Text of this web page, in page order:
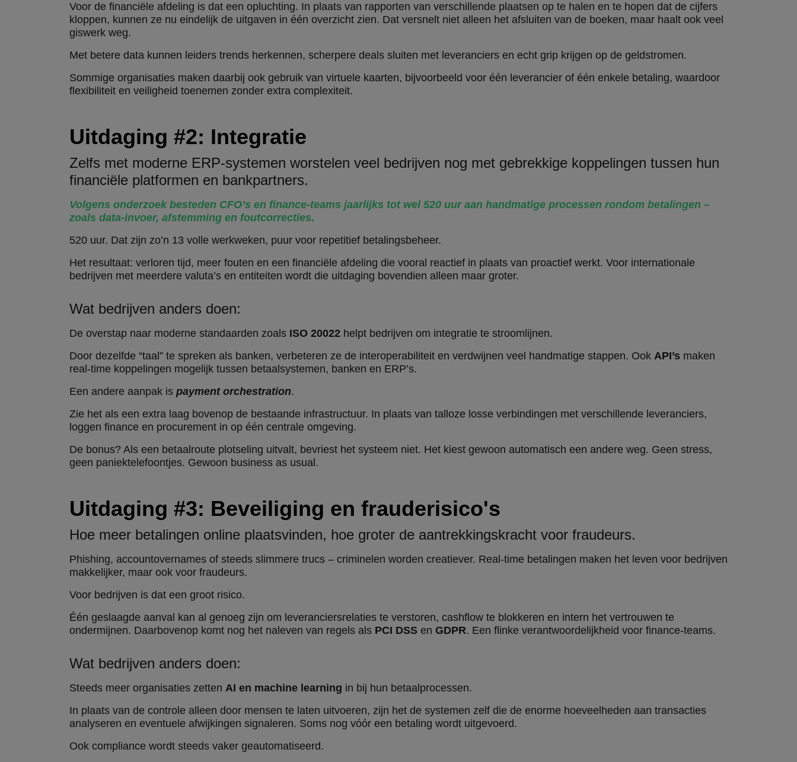
Voor de financiële afdeling is dat een opluchting. In plaats van rapporten van verschillende plaatsen op te halen en te hopen dat de cijfers
kloppen, kunnen ze nu eindelijk de uitgaven in één overzicht zien. Dat versnelt niet alleen het afsluiten van de boeken, maar haalt ook veel
giswerk weg.
Met betere data kunnen leiders trends herkennen, scherpere deals sluiten met leveranciers en echt grip krijgen op de geldstromen.
Sommige organisaties maken daarbij ook gebruik van virtuele kaarten, bijvoorbeeld voor één leverancier of één enkele betaling, waardoor
flexibiliteit en veiligheid toenemen zonder extra complexiteit.
Uitdaging #2: Integratie
Zelfs met moderne ERP-systemen worstelen veel bedrijven nog met gebrekkige koppelingen tussen hun
financiële platformen en bankpartners.
Volgens onderzoek besteden CFO’s en finance-teams jaarlijks tot wel 520 uur aan handmatige processen rondom betalingen –
zoals data-invoer, afstemming en foutcorrecties.
520 uur. Dat zijn zo’n 13 volle werkweken, puur voor repetitief betalingsbeheer.
Het resultaat: verloren tijd, meer fouten en een financiële afdeling die vooral reactief in plaats van proactief werkt. Voor internationale
bedrijven met meerdere valuta’s en entiteiten wordt die uitdaging bovendien alleen maar groter.
Wat bedrijven anders doen:
De overstap naar moderne standaarden zoals ISO 20022 helpt bedrijven om integratie te stroomlijnen.
Door dezelfde “taal” te spreken als banken, verbeteren ze de interoperabiliteit en verdwijnen veel handmatige stappen. Ook API’s maken
real-time koppelingen mogelijk tussen betaalsystemen, banken en ERP’s.
Een andere aanpak is payment orchestration.
Zie het als een extra laag bovenop de bestaande infrastructuur. In plaats van talloze losse verbindingen met verschillende leveranciers,
loggen finance en procurement in op één centrale omgeving.
De bonus? Als een betaalroute plotseling uitvalt, bevriest het systeem niet. Het kiest gewoon automatisch een andere weg. Geen stress,
geen paniektelefoontjes. Gewoon business as usual.
Uitdaging #3: Beveiliging en frauderisico's
Hoe meer betalingen online plaatsvinden, hoe groter de aantrekkingskracht voor fraudeurs.
Phishing, accountovernames of steeds slimmere trucs – criminelen worden creatiever. Real-time betalingen maken het leven voor bedrijven
makkelijker, maar ook voor fraudeurs.
Voor bedrijven is dat een groot risico.
Één geslaagde aanval kan al genoeg zijn om leveranciersrelaties te verstoren, cashflow te blokkeren en intern het vertrouwen te
ondermijnen. Daarbovenop komt nog het naleven van regels als PCI DSS en GDPR. Een flinke verantwoordelijkheid voor finance-teams.
Wat bedrijven anders doen:
Steeds meer organisaties zetten AI en machine learning in bij hun betaalprocessen.
In plaats van de controle alleen door mensen te laten uitvoeren, zijn het de systemen zelf die de enorme hoeveelheden aan transacties
analyseren en eventuele afwijkingen signaleren. Soms nog vóór een betaling wordt uitgevoerd.
Ook compliance wordt steeds vaker geautomatiseerd.